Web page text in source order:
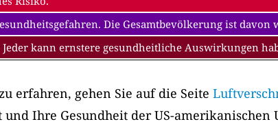
Die Gesamtbevölkerung ist
kann ernstere gesundheitliche Auswirkungen
erfahren, gehen Sie auf die Seite
Ihre Gesundheit der US-amerikanischen